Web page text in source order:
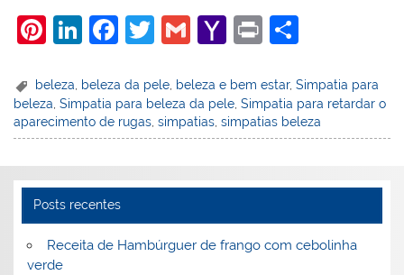
Pi
er
e
st
Li
k
e
dI
F
c
e
b
o
k
T
itt
er
G
ai
l
Y
h
o
o
l
Pr
t
ar
e
beleza beleza da pele beleza e bem estar,Simpatia para
beleza,Simpatia para beleza da pele,Simpatia para retardar o
aparecimento de rugas,simpatias,simpatias beleza
Posts recentes
Receita de Hambúrguer de frango com cebolinha
verde